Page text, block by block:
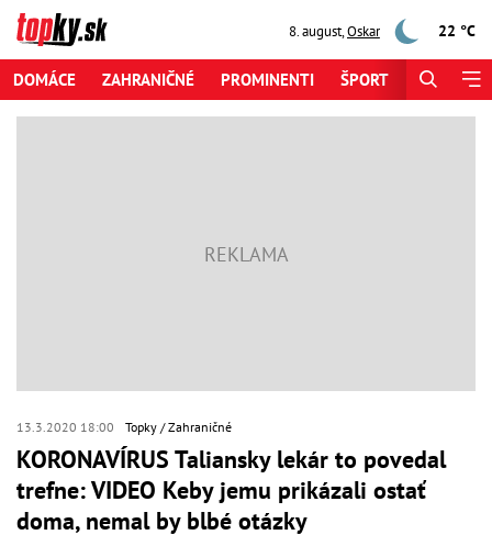
8. august,Oskar 22 °C
DOMÁCE ZAHRANIČNÉ PROMINENTI ŠPORT
13.3.2020 18:00 Topky Zahraničné
KORONAVÍRUS Taliansky lekár to povedal
trefne: VIDEO Keby jemu prikázali ostať
doma, nemal by blbé otázky